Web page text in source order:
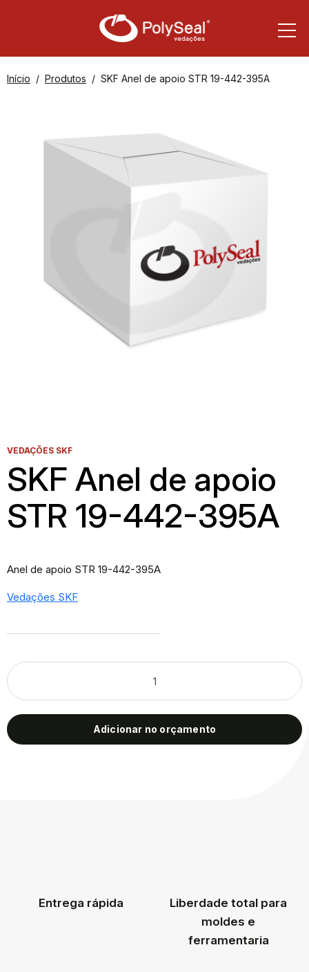
Início Produtos SKF Anel de apoio STR 19-442-395A
VEDAÇÕES SKF
SKF Anel de apoio
STR 19-442-395A
Anel de apoio STR 19-442-395A
Vedações SKF
Adicionar no orçamento
Entrega rápida
Liberdade total para
moldes e
ferramentaria